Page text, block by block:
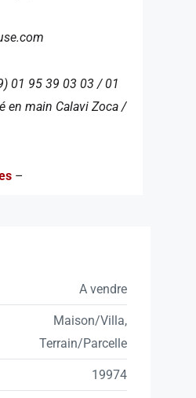
01 95 39 03 03 / 01
en main Calavi Zoca /
–
A vendre
Maison/Villa,
Terrain/Parcelle
19974